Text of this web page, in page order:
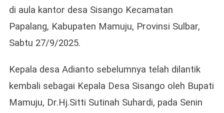
di aula kantor desa Sisango Kecamatan
Papalang, Kabupaten Mamuju, Provinsi Sulbar,
Sabtu 27/9/2025.
Kepala desa Adianto sebelumnya telah dilantik
kembali sebagai Kepala Desa Sisango oleh Bupati
Mamuju, Dr.Hj.Sitti Sutinah Suhardi, pada Senin